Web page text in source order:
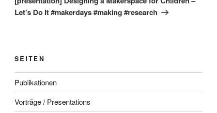
Let’s Do It #makerdays #making #research
SEITEN
Publikationen
Vorträge / Presentations